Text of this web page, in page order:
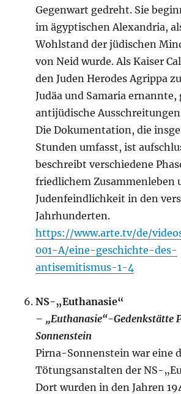
Gegenwart gedreht. Sie
im ägyptischen Alexandria,
Wohlstand der jüdischen
von Neid wurde. Als Kaiser
den Juden Herodes Agrippa
Judäa und Samaria ernannte,
antijüdische
Die Dokumentation, die
Stunden umfasst, ist
beschreibt verschiedene
friedlichem Zusammenleben
Judenfeindlichkeit in den
Jahrhunderten.
https://www.arte.tv/de/
001-A/eine-geschichte-des-
antisemitismus-1-4
NS-„Euthanasie“
– „Euthanasie“-Gedenkstätte
Sonnenstein
Pirna-Sonnenstein war eine
Tötungsanstalten der NS-
Dort wurden in den Jahren